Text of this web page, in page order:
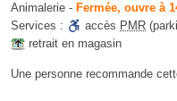
Animalerie - Fermée, ouvre à
Services :
accès PMR
retrait en magasin
Une personne recommande